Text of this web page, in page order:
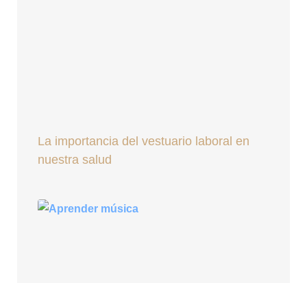
La importancia del vestuario laboral en
nuestra salud